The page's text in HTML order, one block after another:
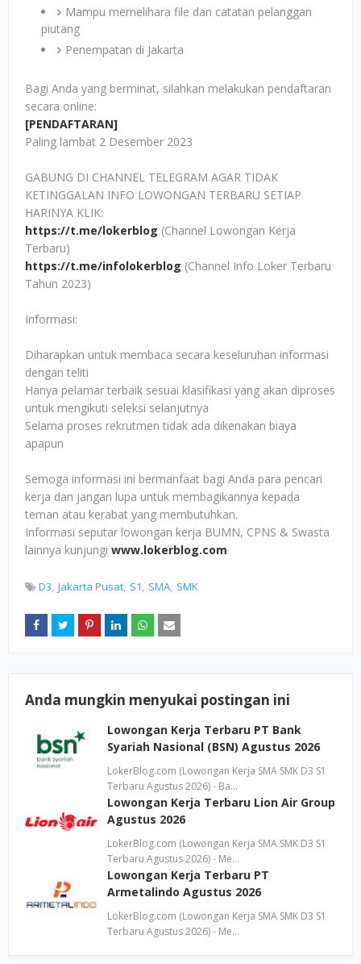
Mampu memelihara file dan catatan pelanggan
piutang
Penempatan di Jakarta
Bagi Anda yang berminat, silahkan melakukan pendaftaran
secara online:
[PENDAFTARAN]
Paling lambat 2 Desember 2023
GABUNG DI CHANNEL TELEGRAM AGAR TIDAK
KETINGGALAN INFO LOWONGAN TERBARU SETIAP
HARINYA KLIK:
https://t.me/lokerblog (Channel Lowongan Kerja
Terbaru)
https://t.me/infolokerblog (Channel Info Loker Terbaru
Tahun 2023)
Informasi:
Diharapkan untuk membaca secara keseluruhan informasi
dengan teliti
Hanya pelamar terbaik sesuai klasifikasi yang akan diproses
untuk mengikuti seleksi selanjutnya
Selama proses rekrutmen tidak ada dikenakan biaya
apapun
Semoga informasi ini bermanfaat bagi Anda para pencari
kerja dan jangan lupa untuk membagikannya kepada
teman atau kerabat yang membutuhkan.
Informasi seputar lowongan kerja BUMN, CPNS & Swasta
lainnya kunjungi www.lokerblog.com
D3 Jakarta Pusat S1 SMA SMK
Anda mungkin menyukai postingan ini
Lowongan Kerja Terbaru PT Bank
Syariah Nasional (BSN) Agustus 2026
LokerBlog.com (Lowongan Kerja SMA SMK D3 S1
Terbaru Agustus 2026) - Ba…
Lowongan Kerja Terbaru Lion Air Group
Agustus 2026
LokerBlog.com (Lowongan Kerja SMA SMK D3 S1
Terbaru Agustus 2026) - Me…
Lowongan Kerja Terbaru PT
Armetalindo Agustus 2026
LokerBlog.com (Lowongan Kerja SMA SMK D3 S1
Terbaru Agustus 2026) - Me…